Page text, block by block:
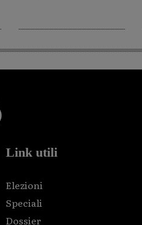
Link utili
Elezioni
Speciali
Dossier